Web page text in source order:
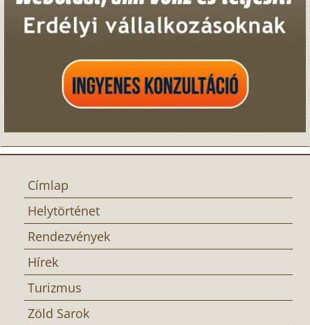
Címlap
Helytörténet
Rendezvények
Hírek
Turizmus
Zöld Sarok